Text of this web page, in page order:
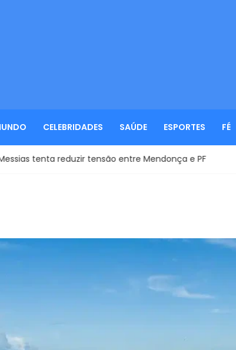
CELEBRIDADES SAÚDE ESPORTES FÉ
tensão entre Mendonça e PF Conheça o